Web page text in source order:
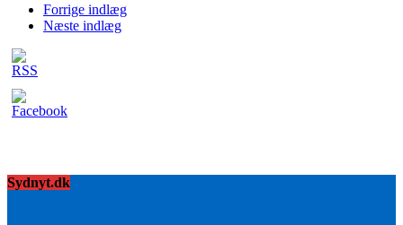
Forrige indlæg
Næste indlæg
Sydnyt.dk